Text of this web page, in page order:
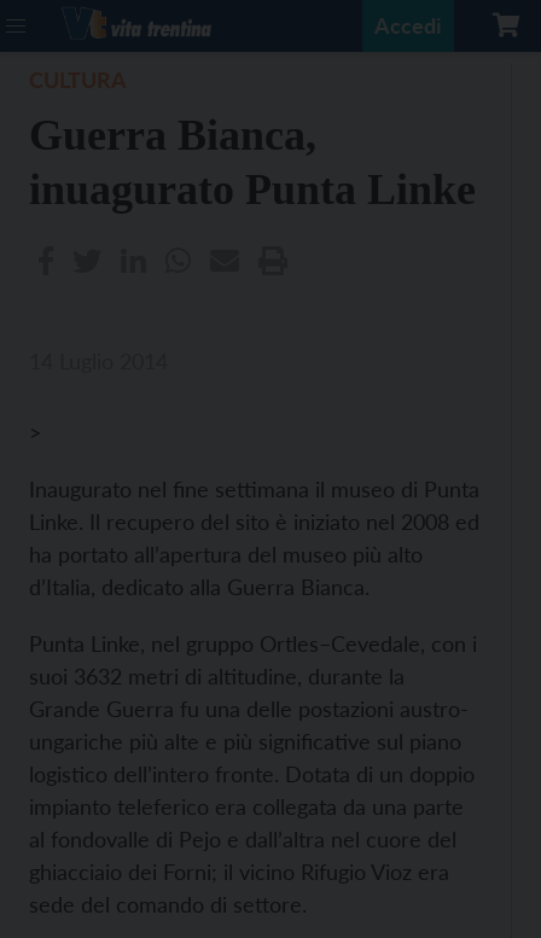
Accedi
Guerra Bianca,
inuagurato Punta Linke
>
Inaugurato nel fine settimana il museo di Punta
Linke. Il recupero del sito è iniziato nel 2008 ed
ha portato all’apertura del museo più alto
d’Italia, dedicato alla Guerra Bianca.
Punta Linke, nel gruppo Ortles–Cevedale, con i
suoi 3632 metri di altitudine, durante la
Grande Guerra fu una delle postazioni austro-
ungariche più alte e più significative sul piano
logistico dell’intero fronte. Dotata di un doppio
impianto teleferico era collegata da una parte
al fondovalle di Pejo e dall’altra nel cuore del
ghiacciaio dei Forni; il vicino Rifugio Vioz era
sede del comando di settore.